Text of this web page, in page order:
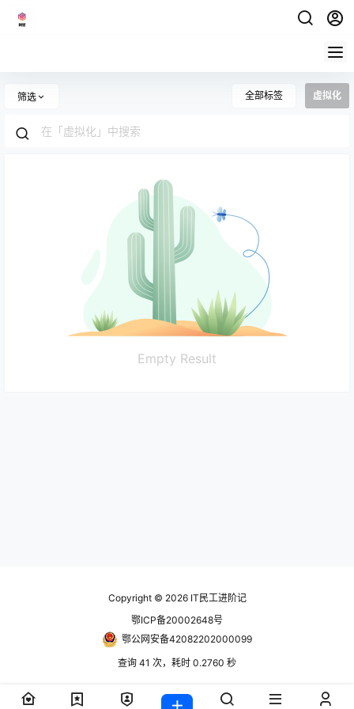
筛选 全部标签 虚拟化
Empty Result
Copyright © 2026IT民工进阶记
鄂ICP备20002648号
鄂公网安备42082202000099
查询 41 次，耗时 0.2760 秒